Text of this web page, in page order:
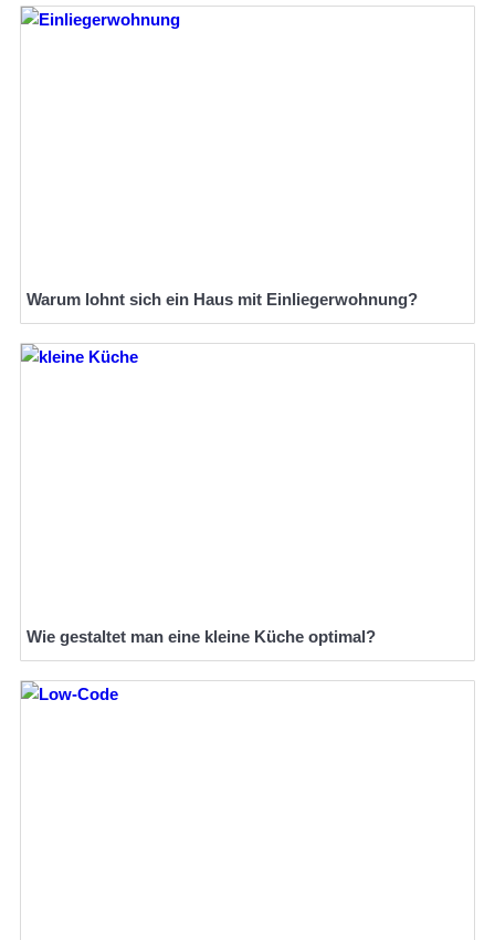
Warum lohnt sich ein Haus mit Einliegerwohnung?
Wie gestaltet man eine kleine Küche optimal?